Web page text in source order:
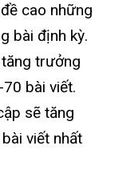
cao những
bài định kỳ.
trưởng
bài viết.
sẽ tăng
viết nhất